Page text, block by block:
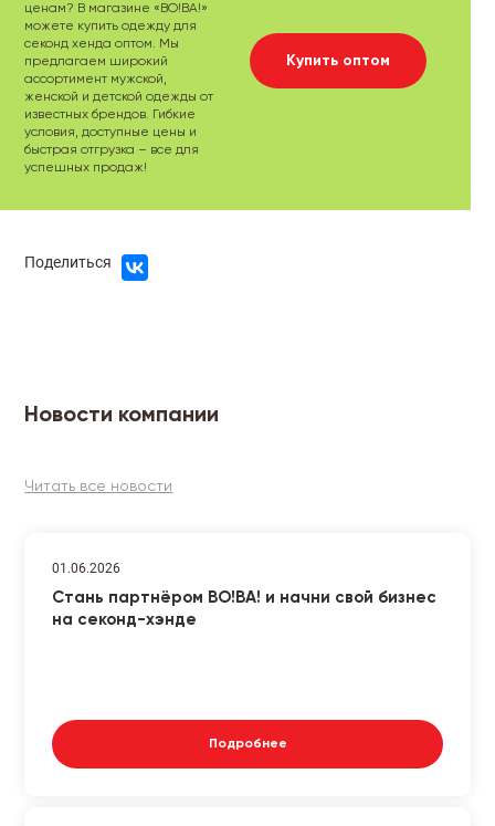
ценам? В магазине «ВО!ВА!»
можете купить одежду для
секонд хенда оптом. Мы
предлагаем широкий
ассортимент мужской,
женской и детской одежды от
известных брендов. Гибкие
условия, доступные цены и
быстрая отгрузка – все для
успешных продаж!
Купить оптом
Поделиться
Новости компании
Читать все новости
01.06.2026
Стань партнёром ВО!ВА! и начни свой бизнес
на секонд-хэнде
Подробнее